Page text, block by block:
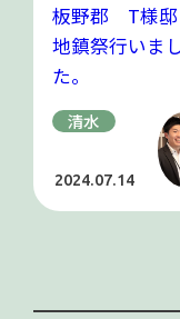
板野郡 T様
地鎮祭行いま
た。
清水
2024.07.14